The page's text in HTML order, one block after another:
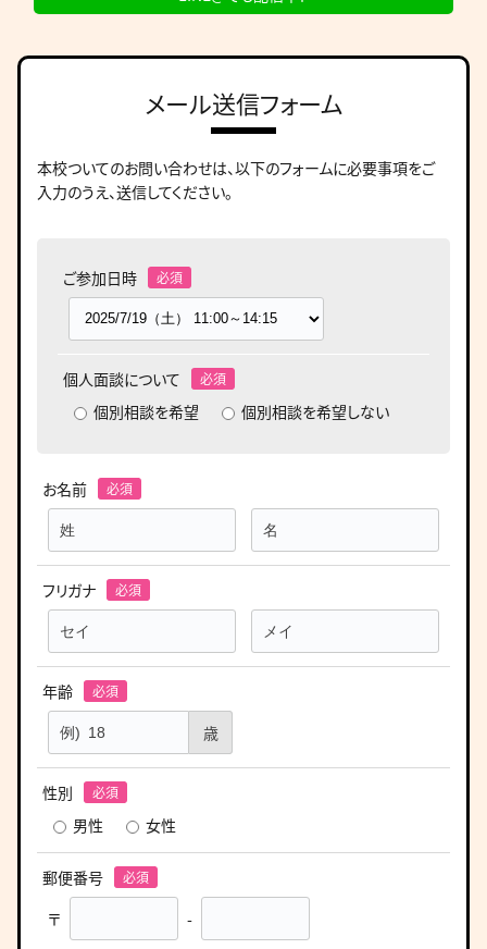
メール送信フォーム
本校ついてのお問い合わせは、以下のフォームに必要事項をご
入力のうえ、送信してください。
ご参加日時
個人面談について
個別相談を希望
個別相談を希望しない
お名前
フリガナ
年齢
歳
性別
男性
女性
郵便番号
〒
-